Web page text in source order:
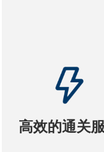
高效的通关